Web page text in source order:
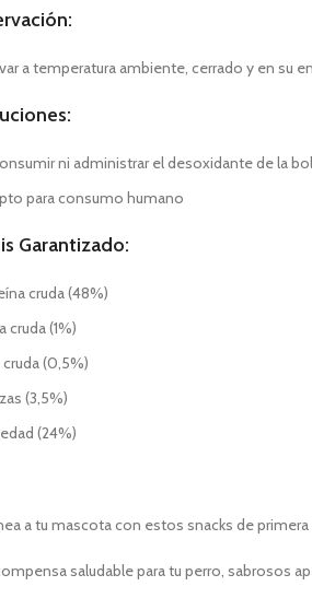
a temperatura ambiente, cerrado y en su
ni administrar el desoxidante de la
para consumo humano
Garantizado:
cruda (48%)
cruda (1%)
cruda (0,5%)
(3,5%)
(24%)
a tu mascota con estos snacks de primera
saludable para tu perro, sabrosos